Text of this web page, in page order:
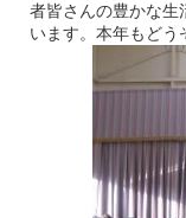
者皆さんの豊かな生
います。本年もどう